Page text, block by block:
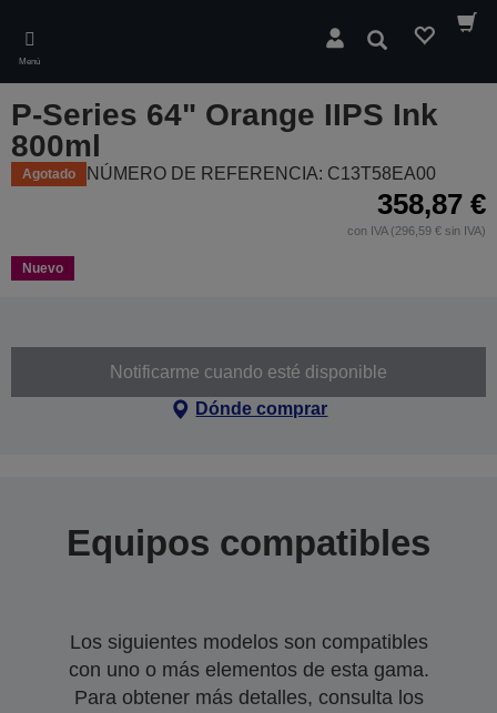
main
content
Menú
Buscar
P-Series 64" Orange IIPS Ink
800ml
Agotado NÚMERO DE REFERENCIA: C13T58EA00
358,87 €
con IVA (296,59 € sin IVA)
Nuevo
Notificarme cuando esté disponible
Dónde comprar
Equipos compatibles
Los siguientes modelos son compatibles
con uno o más elementos de esta gama.
Para obtener más detalles, consulta los